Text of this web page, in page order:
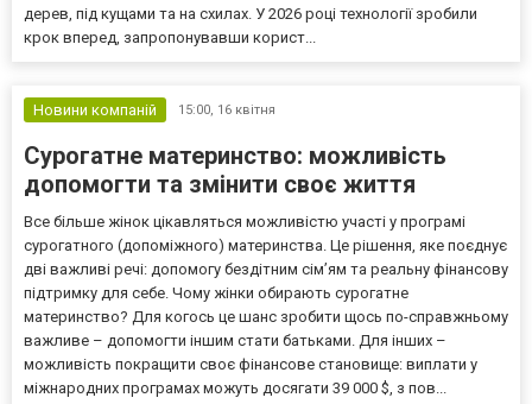
дерев, під кущами та на схилах. У 2026 році технології зробили
крок вперед, запропонувавши корист...
Новини компаній 15:00, 16 квітня
Сурогатне материнство: можливість
допомогти та змінити своє життя
Все більше жінок цікавляться можливістю участі у програмі
сурогатного (допоміжного) материнства. Це рішення, яке поєднує
дві важливі речі: допомогу бездітним сім’ям та реальну фінансову
підтримку для себе. Чому жінки обирають сурогатне
материнство? Для когось це шанс зробити щось по-справжньому
важливе – допомогти іншим стати батьками. Для інших –
можливість покращити своє фінансове становище: виплати у
міжнародних програмах можуть досягати 39 000 $, з пов...